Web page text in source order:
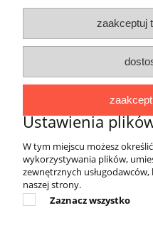
O FIRMIE
Marka 4EVERFIT
polskim w 2017
produkty
różnych form
aktywnej rehabilitacji,
jakość materiałów i
oraz niebanalne
4EVERFIT cieszą się
gabinetach
treningowych, jak
indywidualnym
zaakceptuj
Ustawienia
W tym miejscu możesz
wykorzystywania plików,
zewnętrznych
naszej strony.
Zaznacz wszystko